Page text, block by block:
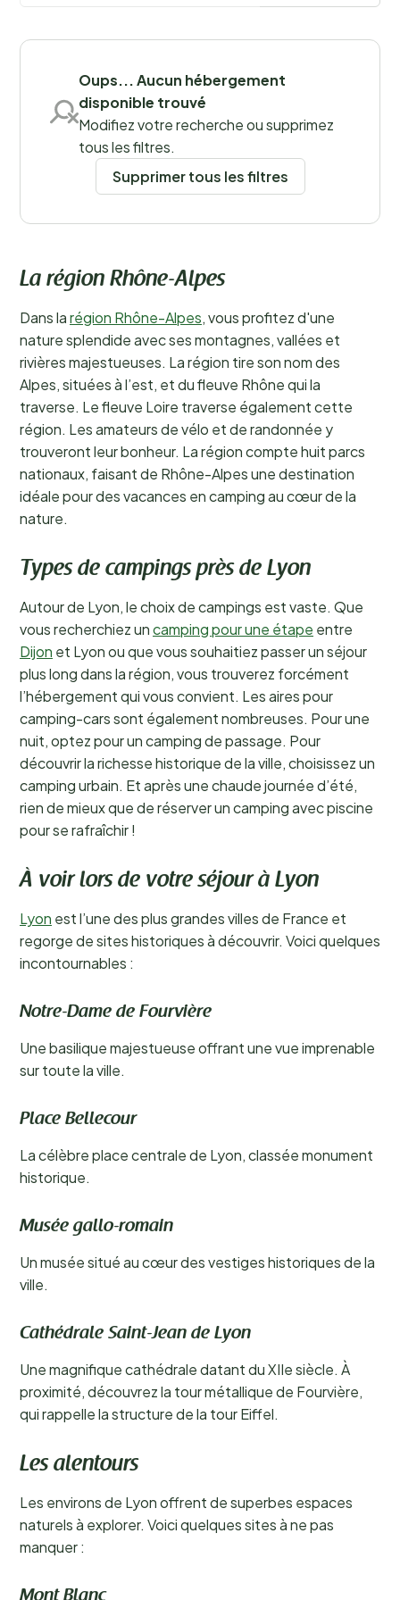
Oups... Aucun hébergement
disponible trouvé
Modifiez votre recherche ou supprimez
tous les filtres.
Supprimer tous les filtres
La région Rhône-Alpes
Dans larégion Rhône-Alpes, vous profitez d'une
nature splendide avec ses montagnes, vallées et
rivières majestueuses. La région tire son nom des
Alpes, situées à l’est, et du fleuve Rhône qui la
traverse. Le fleuve Loire traverse également cette
région. Les amateurs de vélo et de randonnée y
trouveront leur bonheur. La région compte huit parcs
nationaux, faisant de Rhône-Alpes une destination
idéale pour des vacances en camping au cœur de la
nature.
Types de campings près de Lyon
Autour de Lyon, le choix de campings est vaste. Que
vous recherchiez uncamping pour une étape entre
Dijon et Lyon ou que vous souhaitiez passer un séjour
plus long dans la région, vous trouverez forcément
l’hébergement qui vous convient. Les aires pour
camping-cars sont également nombreuses. Pour une
nuit, optez pour un camping de passage. Pour
découvrir la richesse historique de la ville, choisissez un
camping urbain. Et après une chaude journée d’été,
rien de mieux que de réserver un camping avec piscine
pour se rafraîchir !
À voir lors de votre séjour à Lyon
Lyon est l’une des plus grandes villes de France et
regorge de sites historiques à découvrir. Voici quelques
incontournables :
Notre-Dame de Fourvière
Une basilique majestueuse offrant une vue imprenable
sur toute la ville.
Place Bellecour
La célèbre place centrale de Lyon, classée monument
historique.
Musée gallo-romain
Un musée situé au cœur des vestiges historiques de la
ville.
Cathédrale Saint-Jean de Lyon
Une magnifique cathédrale datant du XIIe siècle. À
proximité, découvrez la tour métallique de Fourvière,
qui rappelle la structure de la tour Eiffel.
Les alentours
Les environs de Lyon offrent de superbes espaces
naturels à explorer. Voici quelques sites à ne pas
manquer :
Mont Blanc